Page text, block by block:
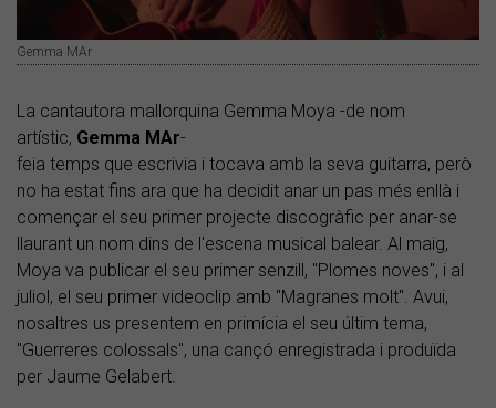
Gemma MAr
La cantautora mallorquina Gemma Moya -de nom
artístic, Gemma MAr-
feia temps que escrivia i tocava amb la seva guitarra, però
no ha estat fins ara que ha decidit anar un pas més enllà i
començar el seu primer projecte discogràfic per anar-se
llaurant un nom dins de l'escena musical balear. Al maig,
Moya va publicar el seu primer senzill, "Plomes noves", i al
juliol, el seu primer videoclip amb "Magranes molt". Avui,
nosaltres us presentem en primícia el seu últim tema,
"Guerreres colossals", una cançó enregistrada i produïda
per Jaume Gelabert.